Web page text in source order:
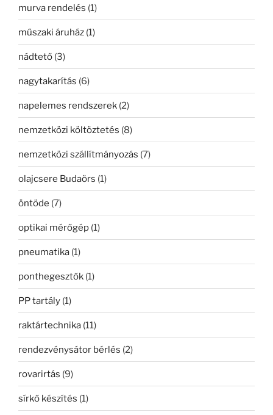
murva rendelés (1)
műszaki áruház (1)
nádtető (3)
nagytakarítás (6)
napelemes rendszerek (2)
nemzetközi költöztetés (8)
nemzetközi szállítmányozás (7)
olajcsere Budaörs (1)
öntöde (7)
optikai mérőgép (1)
pneumatika (1)
ponthegesztők (1)
PP tartály (1)
raktártechnika (11)
rendezvénysátor bérlés (2)
rovarirtás (9)
sírkő készítés (1)